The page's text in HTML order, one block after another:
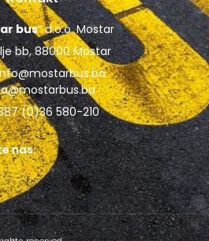
bus“ d.o.o. Mostar
bb, 88000 Mostar
(0)36 580-210
nas: